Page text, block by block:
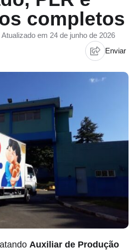
completos
Atualizado em 24 de junho de 2026
Enviar
Auxiliar de Produção